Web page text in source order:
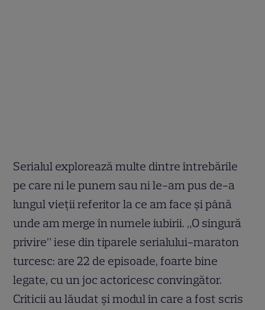
Serialul explorează multe dintre întrebările
pe care ni le punem sau ni le-am pus de-a
lungul vieții referitor la ce am face și până
unde am merge în numele iubirii. „O singură
privire” iese din tiparele serialului-maraton
turcesc: are 22 de episoade, foarte bine
legate, cu un joc actoricesc convingător.
Criticii au lăudat și modul în care a fost scris